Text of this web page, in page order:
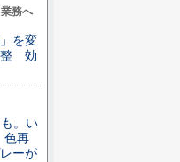
務へ
を変
整 効
。い
色再
ーが